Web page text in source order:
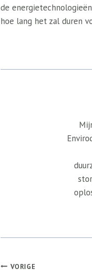
de
hoe lang het zal duren
VORIGE